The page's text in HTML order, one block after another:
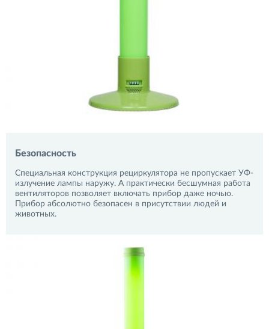
Безопасность
Специальная конструкция рециркулятора не пропускает УФ-
излучение лампы наружу. А практически бесшумная работа
вентиляторов позволяет включать прибор даже ночью.
Прибор абсолютно безопасен в присутствии людей и
животных.